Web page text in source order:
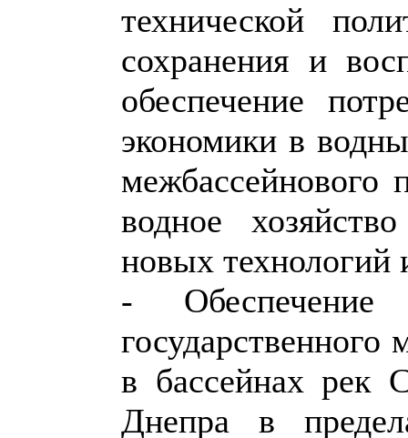
технической
сохранения и
обеспечение
экономики в
межбассейнового
водное
новых технологий
- Обеспечение
в бассейнах рек
Днепра в